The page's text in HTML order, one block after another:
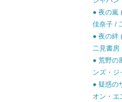
● 夜の嵐
佳奈子 /
● 夜の絆
二見書房
● 荒野の
ンズ・ジ
● 疑惑の
オン・エ